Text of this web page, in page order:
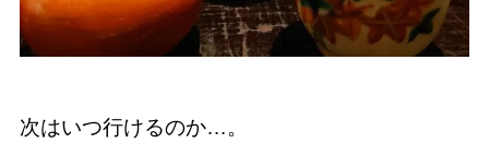
次はいつ行けるのか…。